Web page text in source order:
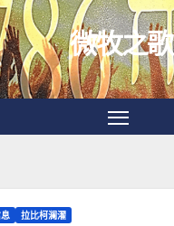
微牧之歌
拉比柯澜濯